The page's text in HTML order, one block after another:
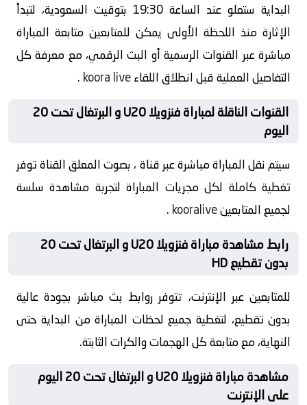
البداية ستعلو عند الساعة 19:30 بتوقيت السعودية، لتبدأ
الإثارة منذ اللحظة الأولى يمكن للمتابعين متابعة المباراة
مباشرة عبر القنوات الرسمية أو البث الرقمي، مع معرفة كل
التفاصيل العملية قبل انطلاق اللقاءkoora live
.
القنوات الناقلة لمباراة فنزويلا U20 و البرتغال تحت 20
اليوم
سيتم نقل المباراة مباشرة عبر قناة ، بصوت المعلق القناة توفر
تغطية كاملة لكل مجريات المباراة لتجربة مشاهدة سلسة
لجميع المتابعينkooralive
.
رابط مشاهدة مباراة فنزويلا U20 و البرتغال تحت 20
بدون تقطيع HD
للمتابعين عبر الإنترنت، تتوفر روابط بث مباشر بجودة عالية
بدون تقطيع، لتغطية جميع لحظات المباراة من البداية حتى
النهاية، مع متابعة كل الهجمات والكرات الثابتة.
مشاهدة مباراة فنزويلا U20 و البرتغال تحت 20 اليوم
على الإنترنت